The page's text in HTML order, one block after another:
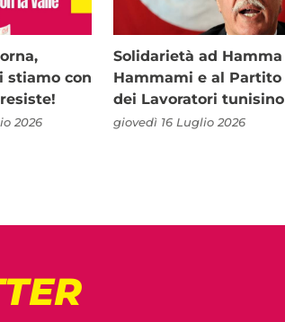
stiamo con
2026
Solidarietà ad Hamma
Hammami e al Partito
dei Lavoratori tunisino
giovedì 16 Luglio 2026